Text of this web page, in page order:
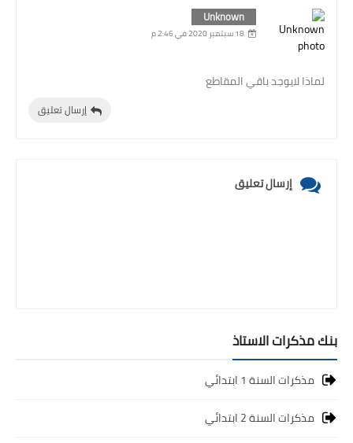
Unknown
18 سبتمبر 2020 في 2:46 م
لماذا لايوجد باقي المقاطع
إرسال تعليق
إرسال تعليق
بنك مذكرات الاستاذ
مذكرات السنة 1 ابتدائي
مذكرات السنة 2 ابتدائي